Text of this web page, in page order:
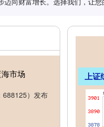
市场
688125）发布
上证